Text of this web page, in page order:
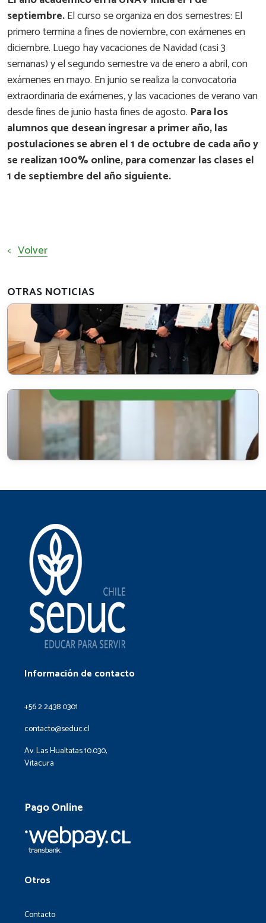
septiembre.El curso se organiza en dos semestres: El
primero termina a fines de noviembre, con exámenes en
diciembre. Luego hay vacaciones de Navidad (casi 3
semanas) y el segundo semestre va de enero a abril, con
exámenes en mayo. En junio se realiza la convocatoria
extraordinaria de exámenes, y las vacaciones de verano van
desde fines de junio hasta fines de agosto. Para los
alumnos que desean ingresar a primer año, las
postulaciones se abren el 1 de octubre de cada año y
se realizan 100% online, para comenzar las clases el
1 de septiembre del año siguiente.
< Volver
OTRAS NOTICIAS
Información de contacto
+56 2 2438 0301
contacto@seduc.cl
Av. Las Hualtatas 10.030,
Vitacura
Pago Online
Otros
Contacto